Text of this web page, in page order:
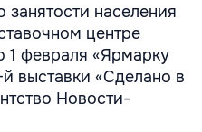
занятости населения
центре
1 февраля «Ярмарку
выставки «Сделано в
Новости-